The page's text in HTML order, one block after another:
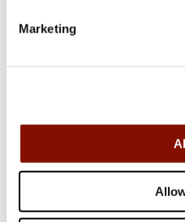
Marketing
28 995 kr